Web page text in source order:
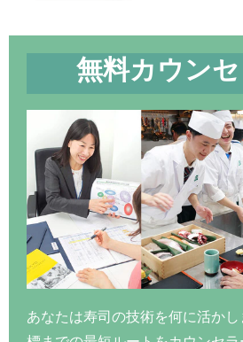
無料カウン
あなたは寿司の技術を何に活かし